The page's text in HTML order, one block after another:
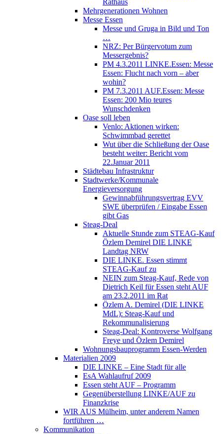
Rathaus
Mehrgenerationen Wohnen
Messe Essen
Messe und Gruga in Bild und Ton
…
NRZ: Per Bürgervotum zum
Messergebnis?
PM 4.3.2011 LINKE.Essen: Messe
Essen: Flucht nach vorn – aber
wohin?
PM 7.3.2011 AUF.Essen: Messe
Essen: 200 Mio teures
Wunschdenken
Oase soll leben
Venlo: Aktionen wirken:
Schwimmbad gerettet
Wut über die Schließung der Oase
besteht weiter: Bericht vom
22.Januar 2011
Städtebau Infrastruktur
Stadtwerke/Kommunale
Energieversorgung
Gewinnabführungsvertrag EVV
SWE überprüfen / Eingabe Essen
gibt Gas
Steag-Deal
Aktuelle Stunde zum STEAG-Kauf
Özlem Demirel DIE LINKE
Landtag NRW
DIE LINKE. Essen stimmt
STEAG-Kauf zu
NEIN zum Steag-Kauf, Rede von
Dietrich Keil für Essen steht AUF
am 23.2.2011 im Rat
Özlem A. Demirel (DIE LINKE
MdL): Steag-Kauf und
Rekommunalisierung
Steag-Deal: Kontroverse Wolfgang
Freye und Özlem Demirel
Wohnungsbauprogramm Essen-Werden
Materialien 2009
DIE LINKE – Eine Stadt für alle
EsA Wahlaufruf 2009
Essen steht AUF – Programm
Gegenüberstellung LINKE/AUF zu
Finanzkrise
WIR AUS Mülheim, unter anderem Namen
fortführen …
Kommunikation